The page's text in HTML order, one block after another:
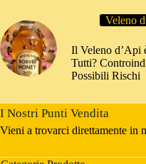
Veleno
Il Veleno d’Api
Tutti?
Possibili Rischi
I Nostri Punti Vendita
Vieni a trovarci direttamente in